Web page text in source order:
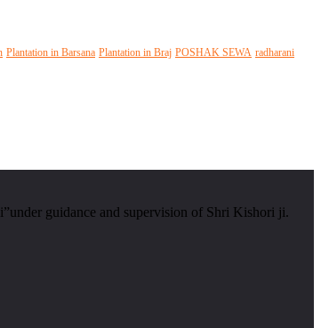
Plantation in Barsana Plantation in Braj POSHAK SEWA radharani
guidance and supervision of Shri Kishori ji.